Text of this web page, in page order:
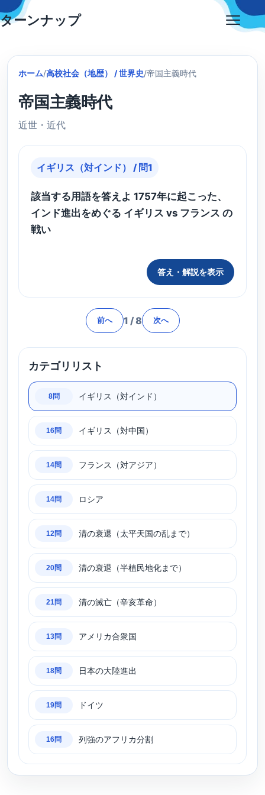
Skip
to
ターンナップ
ホーム/高校社会（地歴） / 世界史/帝国主義時代
帝国主義時代
近世・近代
イギリス（対インド） / 問1
該当する用語を答えよ 1757年に起こった、
インド進出をめぐる イギリス vs フランス の
戦い
答え・解説を表示
前へ 1 /8 次へ
カテゴリリスト
8問 イギリス（対インド）
16問 イギリス（対中国）
14問 フランス（対アジア）
14問 ロシア
12問 清の衰退（太平天国の乱まで）
20問 清の衰退（半植民地化まで）
21問 清の滅亡（辛亥革命）
13問 アメリカ合衆国
18問 日本の大陸進出
19問 ドイツ
16問 列強のアフリカ分割